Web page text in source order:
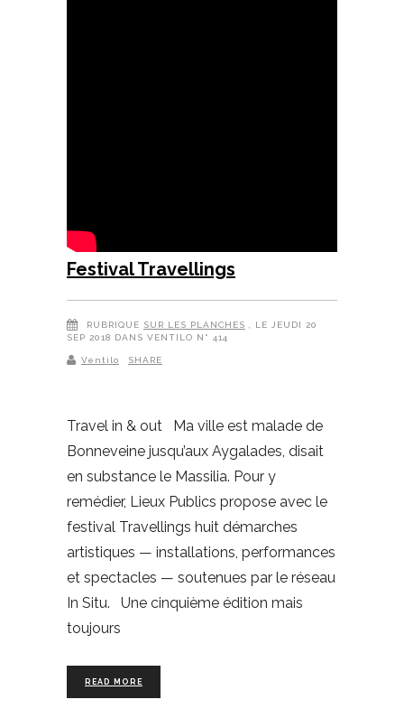
Festival Travellings
RUBRIQUE SUR LES PLANCHES , LE JEUDI 20
SEP 2018 DANS VENTILO N° 414
Ventilo SHARE
Travel in & out Ma ville est malade de
Bonneveine jusqu’aux Aygalades, disait
en substance le Massilia. Pour y
remédier, Lieux Publics propose avec le
festival Travellings huit démarches
artistiques — installations, performances
et spectacles — soutenues par le réseau
In Situ. Une cinquième édition mais
toujours
READ MORE